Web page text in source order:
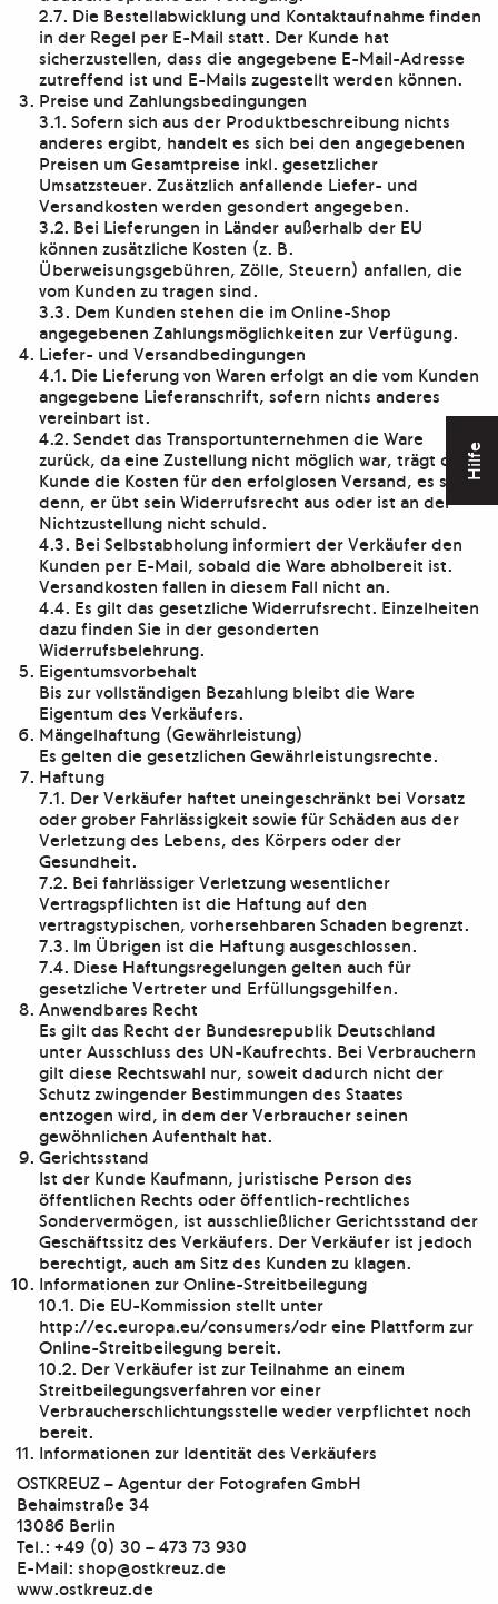
Hilfe
2.7. Die Bestellabwicklung und Kontaktaufnahme finden
in der Regel per E-Mail statt. Der Kunde hat
sicherzustellen, dass die angegebene E-Mail-Adresse
zutreffend ist und E-Mails zugestellt werden können.
Preise und Zahlungsbedingungen
3.1. Sofern sich aus der Produktbeschreibung nichts
anderes ergibt, handelt es sich bei den angegebenen
Preisen um Gesamtpreise inkl. gesetzlicher
Umsatzsteuer. Zusätzlich anfallende Liefer- und
Versandkosten werden gesondert angegeben.
3.2. Bei Lieferungen in Länder außerhalb der EU
können zusätzliche Kosten (z. B.
Überweisungsgebühren, Zölle, Steuern) anfallen, die
vom Kunden zu tragen sind.
3.3. Dem Kunden stehen die im Online-Shop
angegebenen Zahlungsmöglichkeiten zur Verfügung.
Liefer- und Versandbedingungen
4.1. Die Lieferung von Waren erfolgt an die vom Kunden
angegebene Lieferanschrift, sofern nichts anderes
vereinbart ist.
4.2. Sendet das Transportunternehmen die Ware
zurück, da eine Zustellung nicht möglich war, trägt der
Kunde die Kosten für den erfolglosen Versand, es sei
denn, er übt sein Widerrufsrecht aus oder ist an der
Nichtzustellung nicht schuld.
4.3. Bei Selbstabholung informiert der Verkäufer den
Kunden per E-Mail, sobald die Ware abholbereit ist.
Versandkosten fallen in diesem Fall nicht an.
4.4. Es gilt das gesetzliche Widerrufsrecht. Einzelheiten
dazu finden Sie in der gesonderten
Widerrufsbelehrung.
Eigentumsvorbehalt
Bis zur vollständigen Bezahlung bleibt die Ware
Eigentum des Verkäufers.
Mängelhaftung (Gewährleistung)
Es gelten die gesetzlichen Gewährleistungsrechte.
Haftung
7.1. Der Verkäufer haftet uneingeschränkt bei Vorsatz
oder grober Fahrlässigkeit sowie für Schäden aus der
Verletzung des Lebens, des Körpers oder der
Gesundheit.
7.2. Bei fahrlässiger Verletzung wesentlicher
Vertragspflichten ist die Haftung auf den
vertragstypischen, vorhersehbaren Schaden begrenzt.
7.3. Im Übrigen ist die Haftung ausgeschlossen.
7.4. Diese Haftungsregelungen gelten auch für
gesetzliche Vertreter und Erfüllungsgehilfen.
Anwendbares Recht
Es gilt das Recht der Bundesrepublik Deutschland
unter Ausschluss des UN-Kaufrechts. Bei Verbrauchern
gilt diese Rechtswahl nur, soweit dadurch nicht der
Schutz zwingender Bestimmungen des Staates
entzogen wird, in dem der Verbraucher seinen
gewöhnlichen Aufenthalt hat.
Gerichtsstand
Ist der Kunde Kaufmann, juristische Person des
öffentlichen Rechts oder öffentlich-rechtliches
Sondervermögen, ist ausschließlicher Gerichtsstand der
Geschäftssitz des Verkäufers. Der Verkäufer ist jedoch
berechtigt, auch am Sitz des Kunden zu klagen.
Informationen zur Online-Streitbeilegung
10.1. Die EU-Kommission stellt unter
http://ec.europa.eu/consumers/odr eine Plattform zur
Online-Streitbeilegung bereit.
10.2. Der Verkäufer ist zur Teilnahme an einem
Streitbeilegungsverfahren vor einer
Verbraucherschlichtungsstelle weder verpflichtet noch
bereit.
Informationen zur Identität des Verkäufers
OSTKREUZ – Agentur der Fotografen GmbH
Behaimstraße 34
13086 Berlin
Tel.: +49 (0) 30 – 473 73 930
E-Mail: shop@ostkreuz.de
www.ostkreuz.de